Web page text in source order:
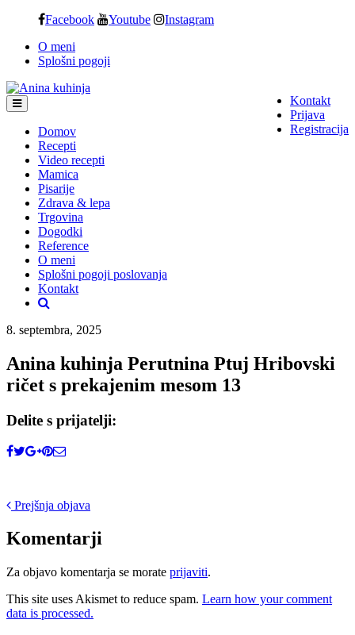
content
Facebook Youtube Instagram
O meni
Splošni pogoji
Kontakt
Prijava
Registracija
Domov
Recepti
Video recepti
Mamica
Pisarije
Zdrava & lepa
Trgovina
Dogodki
Reference
O meni
Splošni pogoji poslovanja
Kontakt
8. septembra, 2025
Anina kuhinja Perutnina Ptuj Hribovski
ričet s prekajenim mesom 13
Delite s prijatelji:
Post
navigation
Prejšnja objava
Komentarji
Za objavo komentarja se morate prijaviti.
This site uses Akismet to reduce spam. Learn how your comment
data is processed.